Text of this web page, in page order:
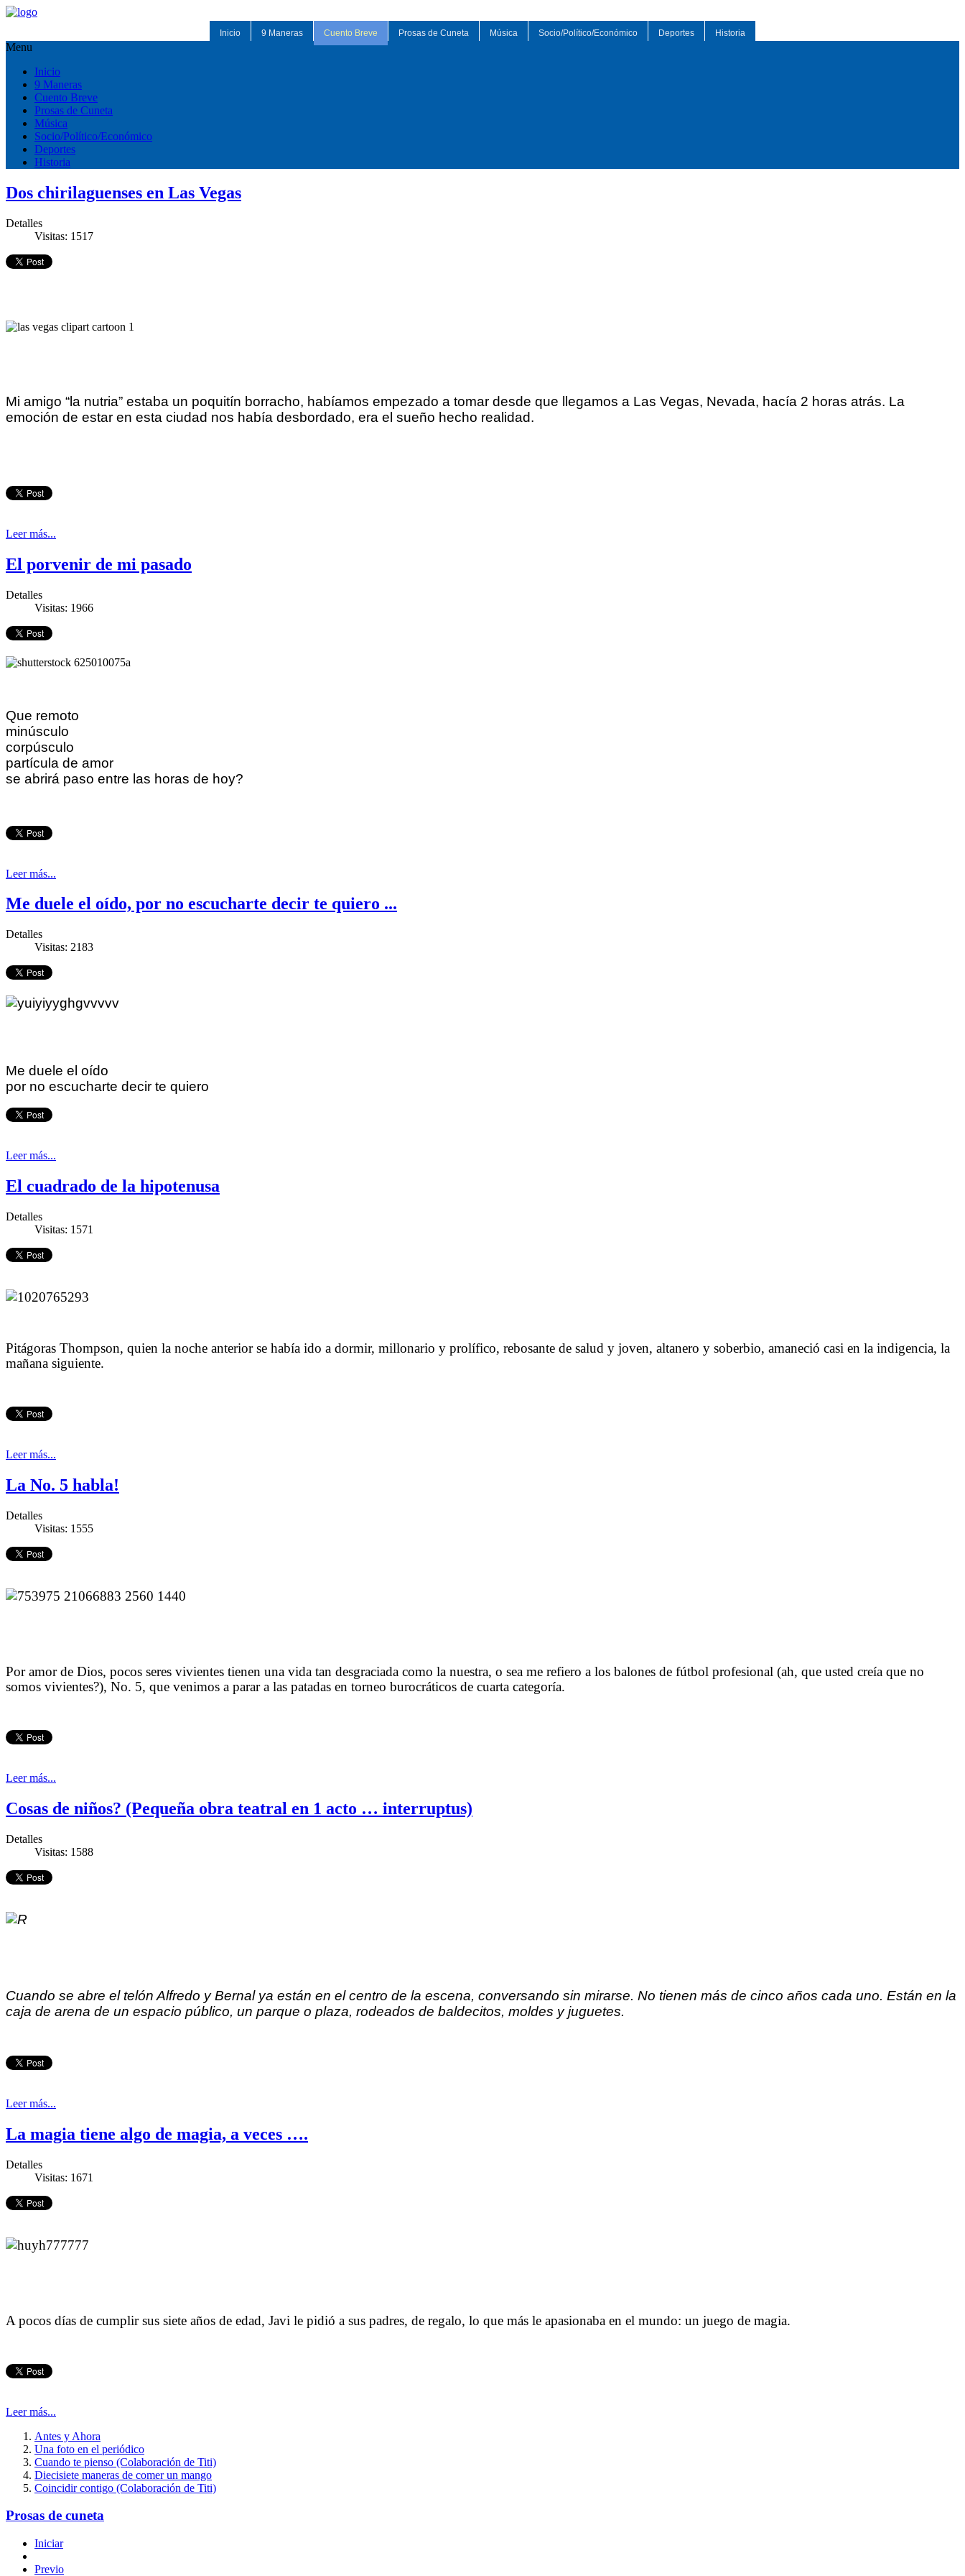
Inicio 9 Maneras Cuento Breve Prosas de Cuneta Música Socio/Político/Económico Deportes Historia
Menu
Inicio
9 Maneras
Cuento Breve
Prosas de Cuneta
Música
Socio/Político/Económico
Deportes
Historia
Dos chirilaguenses en Las Vegas
Detalles
Visitas: 1517
Mi amigo “la nutria” estaba un poquitín borracho, habíamos empezado a tomar desde que llegamos a Las Vegas, Nevada, hacía 2 horas atrás. La
emoción de estar en esta ciudad nos había desbordado, era el sueño hecho realidad.
Leer más...
El porvenir de mi pasado
Detalles
Visitas: 1966
Que remoto
minúsculo
corpúsculo
partícula de amor
se abrirá paso entre las horas de hoy?
Leer más...
Me duele el oído, por no escucharte decir te quiero ...
Detalles
Visitas: 2183
Me duele el oído
por no escucharte decir te quiero
Leer más...
El cuadrado de la hipotenusa
Detalles
Visitas: 1571
Pitágoras Thompson, quien la noche anterior se había ido a dormir, millonario y prolífico, rebosante de salud y joven, altanero y soberbio, amaneció casi en la indigencia, la
mañana siguiente.
Leer más...
La No. 5 habla!
Detalles
Visitas: 1555
Por amor de Dios, pocos seres vivientes tienen una vida tan desgraciada como la nuestra, o sea me refiero a los balones de fútbol profesional (ah, que usted creía que no
somos vivientes?), No. 5, que venimos a parar a las patadas en torneo burocráticos de cuarta categoría.
Leer más...
Cosas de niños? (Pequeña obra teatral en 1 acto … interruptus)
Detalles
Visitas: 1588
Cuando se abre el telón Alfredo y Bernal ya están en el centro de la escena, conversando sin mirarse. No tienen más de cinco años cada uno. Están en la
caja de arena de un espacio público, un parque o plaza, rodeados de baldecitos, moldes y juguetes.
Leer más...
La magia tiene algo de magia, a veces ….
Detalles
Visitas: 1671
A pocos días de cumplir sus siete años de edad, Javi le pidió a sus padres, de regalo, lo que más le apasionaba en el mundo: un juego de magia.
Leer más...
Antes y Ahora
Una foto en el periódico
Cuando te pienso (Colaboración de Titi)
Diecisiete maneras de comer un mango
Coincidir contigo (Colaboración de Titi)
Prosas de cuneta
Iniciar
Previo